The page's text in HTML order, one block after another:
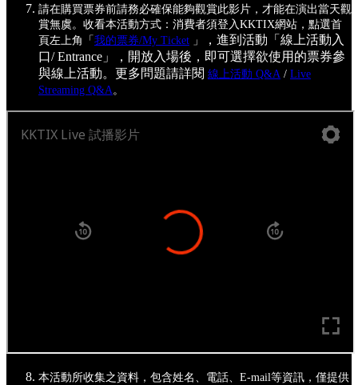
請在購買票券前請務必確保能夠觀賞此影片，才能在演出當天觀
賞無虞。收看本活動方式：消費者須登入KKTIX網站，點選首
頁左上角「 我的票券/My Ticket 」
，進到活動「線上活動入
口/ Entrance」，開放入場後，即可選擇欲使用的票券參
與線上活動。更多問題請詳閱 線上活動 Q&A / Live
Streaming Q&A 。
本活動所收集之資料，包含姓名、電話、E-mail等資訊，僅提供